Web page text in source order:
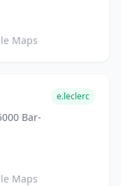
Maps
Bar-
e.leclerc
Maps